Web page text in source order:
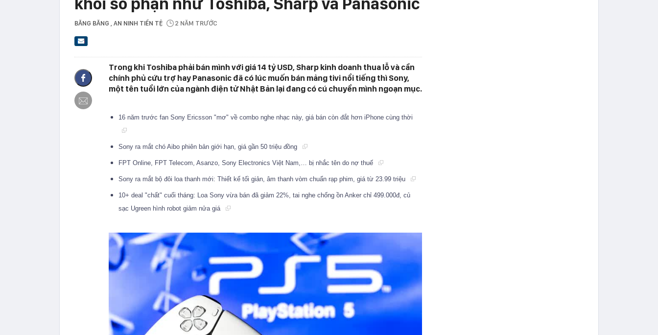
BĂNG BĂNG , AN NINH TIỀN TỆ 2 NĂM TRƯỚC
Trong khi Toshiba phải bán mình với giá 14 tỷ USD, Sharp kinh doanh thua lỗ và cần
chính phủ cứu trợ hay Panasonic đã có lúc muốn bán mảng tivi nổi tiếng thì Sony,
một tên tuổi lớn của ngành điện tử Nhật Bản lại đang có cú chuyển mình ngoạn mục.
16 năm trước fan Sony Ericsson "mơ" về combo nghe nhạc này, giá bán còn đắt hơn iPhone cùng thời
Sony ra mắt chó Aibo phiên bản giới hạn, giá gần 50 triệu đồng
FPT Online, FPT Telecom, Asanzo, Sony Electronics Việt Nam,… bị nhắc tên do nợ thuế
Sony ra mắt bộ đôi loa thanh mới: Thiết kế tối giản, âm thanh vòm chuẩn rạp phim, giá từ 23.99 triệu
10+ deal "chất" cuối tháng: Loa Sony vừa bán đã giảm 22%, tai nghe chống ồn Anker chỉ 499.000đ, củ
sạc Ugreen hình robot giảm nửa giá